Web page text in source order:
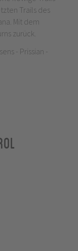
Trails des
Mit dem
zurück.
- Prissian -